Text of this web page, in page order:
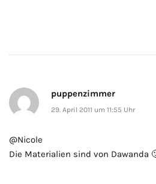
puppenzimmer
29. April 2011 um 11:55 Uhr
@Nicole
Die Materialien sind von Dawanda